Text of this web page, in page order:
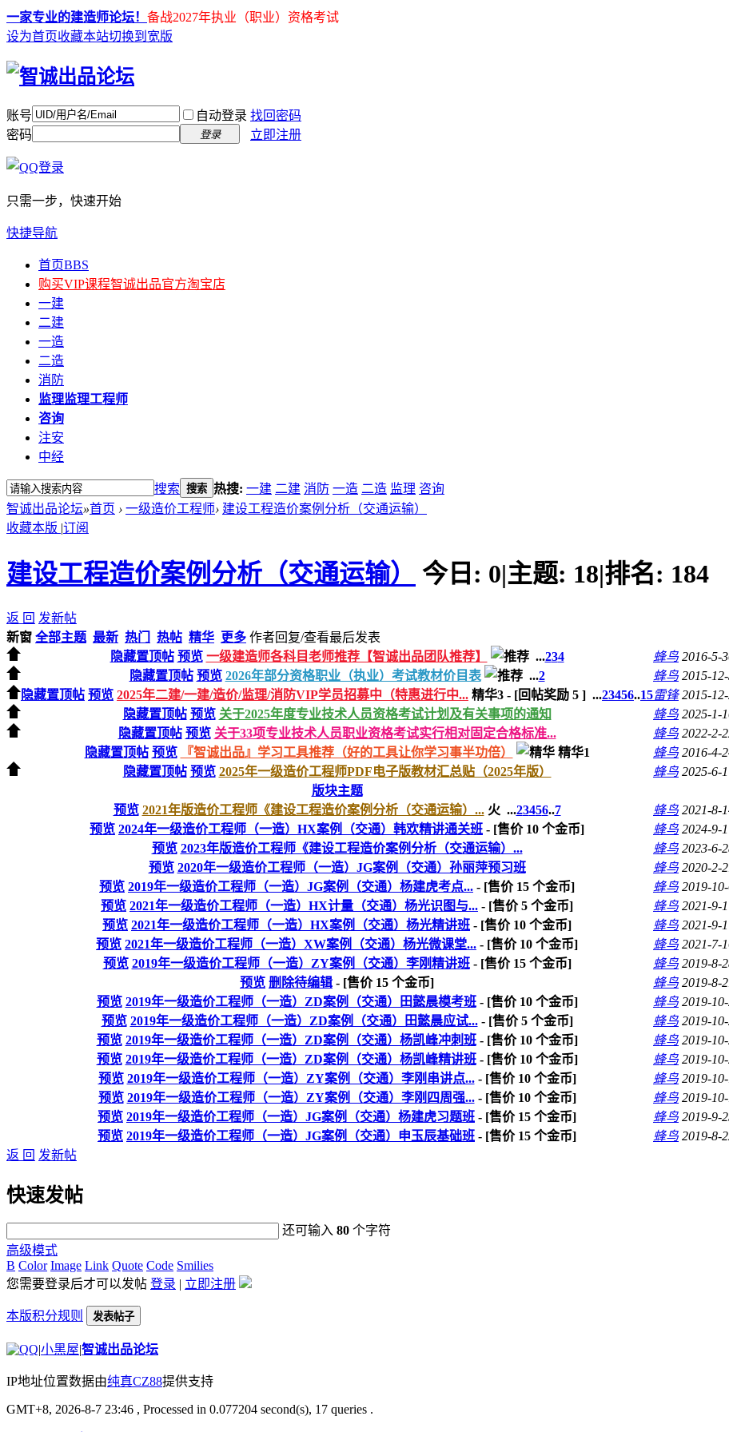
一家专业的建造师论坛！ 备战2027年执业（职业）资格考试
设为首页收藏本站切换到宽版
账号 自动登录 找回密码
密码
登录 立即注册
只需一步，快速开始
快捷导航
首页BBS
购买VIP课程智诚出品官方淘宝店
一建
二建
一造
二造
消防
监理监理工程师
咨询
注安
中经
搜索 搜索 热搜: 一建 二建 消防 一造 二造 监理 咨询
智诚出品论坛»首页 › 一级造价工程师› 建设工程造价案例分析（交通运输）
收藏本版 |订阅
建设工程造价案例分析（交通运输） 今日: 0|主题: 18|排名: 184
返 回 发新帖
新窗 全部主题 最新 热门 热帖 精华 更多 作者回复/查看最后发表
隐藏置顶帖 预览 一级建造师各科目老师推荐【智诚出品团队推荐】 ...234 蜂鸟 2016-5-
隐藏置顶帖 预览 2026年部分资格职业（执业）考试教材价目表 ...2 蜂鸟 2015-
隐藏置顶帖 预览 2025年二建/一建/造价/监理/消防VIP学员招募中（特惠进行中... 精华3 - [回帖奖励 5 ] ...23456..15雷锋 2015-
隐藏置顶帖 预览 关于2025年度专业技术人员资格考试计划及有关事项的通知 蜂鸟 2025-1-
隐藏置顶帖 预览 关于33项专业技术人员职业资格考试实行相对固定合格标准... 蜂鸟 2022-2-
隐藏置顶帖 预览 『智诚出品』学习工具推荐（好的工具让你学习事半功倍） 精华1 蜂鸟 2016-4-
隐藏置顶帖 预览 2025年一级造价工程师PDF电子版教材汇总贴（2025年版） 蜂鸟 2025-6-
版块主题
预览 2021年版造价工程师《建设工程造价案例分析（交通运输）... 火 ...23456..7 蜂鸟 2021-8-
预览 2024年一级造价工程师（一造）HX案例（交通）韩欢精讲通关班 - [售价 10 个金币] 蜂鸟 2024-9-
预览 2023年版造价工程师《建设工程造价案例分析（交通运输）... 蜂鸟 2023-6-
预览 2020年一级造价工程师（一造）JG案例（交通）孙丽萍预习班 蜂鸟 2020-2-
预览 2019年一级造价工程师（一造）JG案例（交通）杨建虎考点... - [售价 15 个金币] 蜂鸟 2019-
预览 2021年一级造价工程师（一造）HX计量（交通）杨光识图与... - [售价5 个金币] 蜂鸟 2021-9-
预览 2021年一级造价工程师（一造）HX案例（交通）杨光精讲班 - [售价 10 个金币] 蜂鸟 2021-9-
预览 2021年一级造价工程师（一造）XW案例（交通）杨光微课堂... - [售价 10 个金币] 蜂鸟 2021-7-
预览 2019年一级造价工程师（一造）ZY案例（交通）李刚精讲班- [售价 15个金币] 蜂鸟 2019-8-
预览 删除待编辑 - [售价 15 个金币] 蜂鸟 2019-8-
预览 2019年一级造价工程师（一造）ZD案例（交通）田懿晨模考班- [售价 10个金币] 蜂鸟 2019-
预览 2019年一级造价工程师（一造）ZD案例（交通）田懿晨应试...- [售价5个金币] 蜂鸟 2019-
预览 2019年一级造价工程师（一造）ZD案例（交通）杨凯峰冲刺班- [售价 10个金币] 蜂鸟 2019-
预览 2019年一级造价工程师（一造）ZD案例（交通）杨凯峰精讲班- [售价 10个金币] 蜂鸟 2019-
预览 2019年一级造价工程师（一造）ZY案例（交通）李刚串讲点...- [售价 10个金币] 蜂鸟 2019-
预览 2019年一级造价工程师（一造）ZY案例（交通）李刚四周强...- [售价 10个金币] 蜂鸟 2019-
预览 2019年一级造价工程师（一造）JG案例（交通）杨建虎习题班 - [售价 15 个金币] 蜂鸟 2019-9-
预览 2019年一级造价工程师（一造）JG案例（交通）申玉辰基础班 - [售价 15 个金币] 蜂鸟 2019-8-
返 回 发新帖
快速发帖
还可输入80 个字符
高级模式
B Color Image Link Quote Code Smilies
您需要登录后才可以发帖 登录 | 立即注册
本版积分规则 发表帖子
|小黑屋|智诚出品论坛
IP地址位置数据由纯真CZ88提供支持
GMT+8, 2026-8-7 23:46 , Processed in 0.077204 second(s), 17 queries .